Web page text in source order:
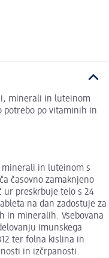
minerali in luteinom
potrebo po vitaminih in
minerali in luteinom s
časovno zamaknjeno
ur preskrbuje telo s 24
na dan zadostuje za
in mineralih. Vsebovana
imunskega
ter folna kislina in
in izčrpanosti.